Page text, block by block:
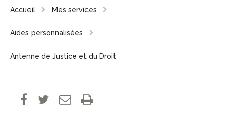
Accueil Mes services
Aides personnalisées
Antenne de Justice et du Droit